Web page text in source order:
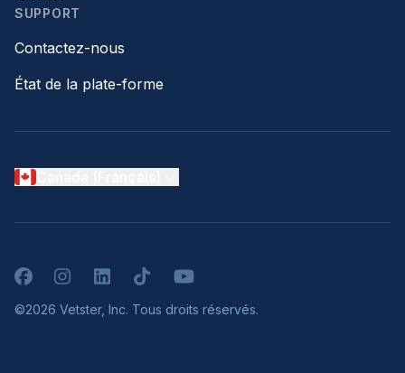
SUPPORT
Contactez-nous
État de la plate-forme
FacebookInstagramLinkedInTikTokYouTube
©2026 Vetster, Inc. Tous droits réservés.